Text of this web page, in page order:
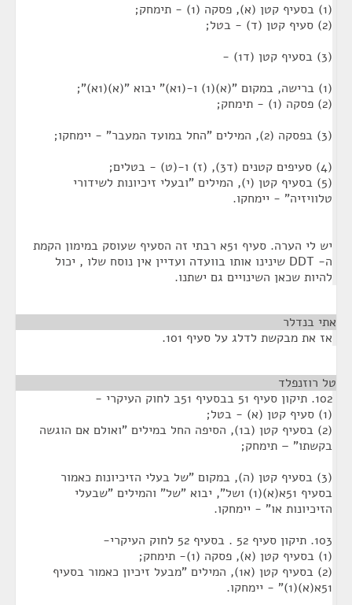
(1) בסעיף קטן (א), פסקה (1) - תימחק;
(2) סעיף קטן (ד) - בטל;
(3) בסעיף קטן (ד1) -
(1) ברישה, במקום "(א)(1) ו-(1א)" יבוא "(א)(1א)";
(2) פסקה (1) - תימחק;
(3) בפסקה (2), המילים "החל במועד המעבר" - יימחקו;
(4) סעיפים קטנים (ד3), (ז) ו-(ט) - בטלים;
(5) בסעיף קטן (י), המילים "ובעלי זיכיונות לשידורי
טלוויזיה" - יימחקו.
יש לי הערה. סעיף 51א רבתי זה הסעיף שעוסק במימון הקמת
ה- DDT שינינו אותו בוועדה ועדיין אין נוסח שלו , יכול
להיות שכאן השינויים גם ישתנו.
אתי בנדלר
אז את מבקשת לדלג על סעיף 101.
טל רוזנפלד
102. תיקון סעיף 51 בבסעיף 51ב לחוק העיקרי -
(1) סעיף קטן (א) - בטל;
(2) בסעיף קטן (ב1), הסיפה החל במילים "ואולם אם הוגשה
בקשתו" – תימחק;
(3) בסעיף קטן (ה), במקום "של בעלי הזיכיונות כאמור
בסעיף 51א(א)(1) ושל", יבוא "של" והמילים "שבעלי
הזיכיונות או" - יימחקו.
103. תיקון סעיף 52 . בסעיף 52 לחוק העיקרי-
(1) בסעיף קטן (א), פסקה (1)- תימחק;
(2) בסעיף קטן (א1), המילים "מבעל זיכיון כאמור בסעיף
51א(א)(1)" - יימחקו.